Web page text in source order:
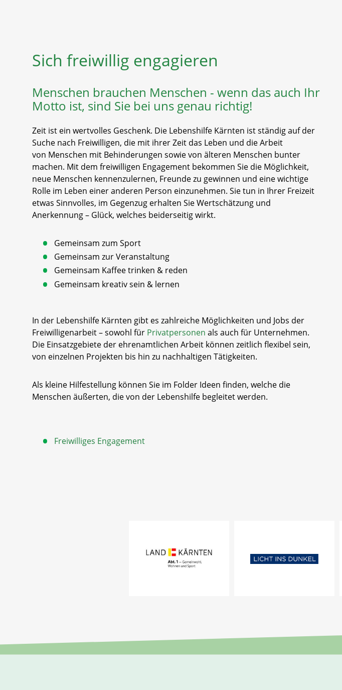
Sich freiwillig engagieren
Menschen brauchen Menschen - wenn das auch Ihr
Motto ist, sind Sie bei uns genau richtig!
Zeit ist ein wertvolles Geschenk. Die Lebenshilfe Kärnten ist ständig auf der
Suche nach Freiwilligen, die mit ihrer Zeit das Leben und die Arbeit
von Menschen mit Behinderungen sowie von älteren Menschen bunter
machen. Mit dem freiwilligen Engagement bekommen Sie die Möglichkeit,
neue Menschen kennenzulernen, Freunde zu gewinnen und eine wichtige
Rolle im Leben einer anderen Person einzunehmen. Sie tun in Ihrer Freizeit
etwas Sinnvolles, im Gegenzug erhalten Sie Wertschätzung und
Anerkennung – Glück, welches beiderseitig wirkt.
Gemeinsam zum Sport
Gemeinsam zur Veranstaltung
Gemeinsam Kaffee trinken & reden
Gemeinsam kreativ sein & lernen
In der Lebenshilfe Kärnten gibt es zahlreiche Möglichkeiten und Jobs der
Freiwilligenarbeit – sowohl für Privatpersonen als auch für Unternehmen.
Die Einsatzgebiete der ehrenamtlichen Arbeit können zeitlich flexibel sein,
von einzelnen Projekten bis hin zu nachhaltigen Tätigkeiten.
Als kleine Hilfestellung können Sie im Folder Ideen finden, welche die
Menschen äußerten, die von der Lebenshilfe begleitet werden.
Freiwilliges Engagement